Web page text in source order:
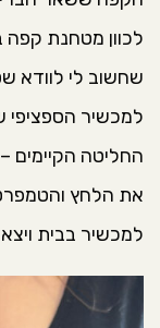
לכוון מטחנת קפה
שחשוב לי לוודא
למכשיר הספציפי
החליטה הקיימים
את הלחץ
למכשיר בבית